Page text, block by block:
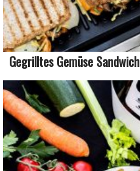
Gegrilltes Gemüse Sandwich